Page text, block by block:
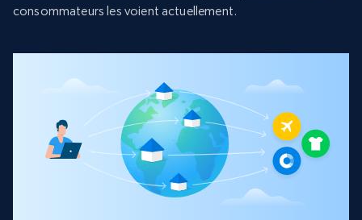
consommateurs les voient actuellement.